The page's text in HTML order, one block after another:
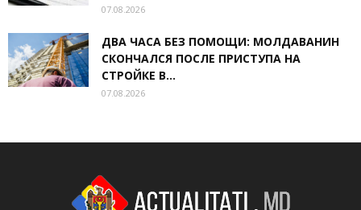
07.08.2026
ДВА ЧАСА БЕЗ ПОМОЩИ: МОЛДАВАНИН
СКОНЧАЛСЯ ПОСЛЕ ПРИСТУПА НА
СТРОЙКЕ В...
07.08.2026